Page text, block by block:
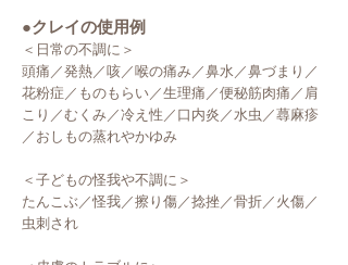
●クレイの使用例
＜日常の不調に＞
頭痛／発熱／咳／喉の痛み／鼻水／鼻づまり／
花粉症／ ものもらい／生理痛／便秘筋肉痛／肩
こり／むくみ／冷え性／口内炎／水虫／蕁麻疹
／おしもの蒸れやかゆみ
＜子どもの怪我や不調に＞
たんこぶ／怪我／擦り傷／捻挫／骨折／火傷／
虫刺され